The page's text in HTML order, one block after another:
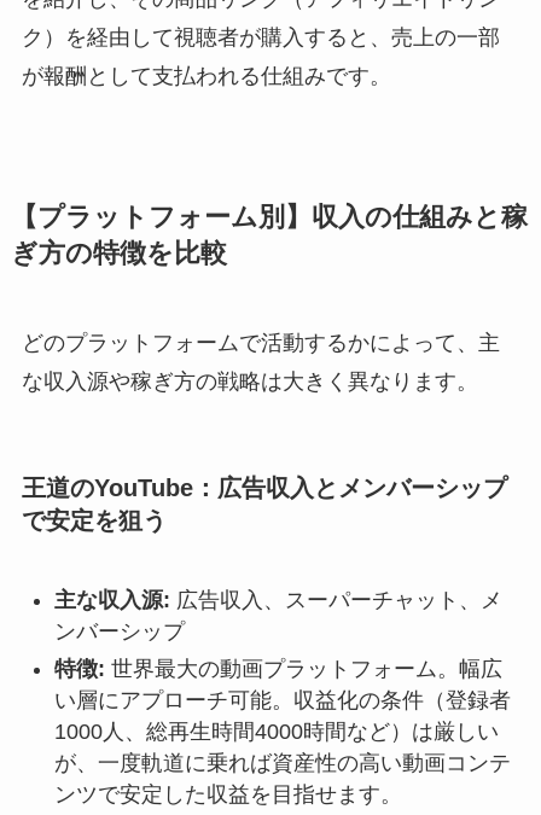
ク）を経由して視聴者が購入すると、売上の一部
が報酬として支払われる仕組みです。
【プラットフォーム別】収入の仕組みと稼
ぎ方の特徴を比較
どのプラットフォームで活動するかによって、主
な収入源や稼ぎ方の戦略は大きく異なります。
王道のYouTube：広告収入とメンバーシップ
で安定を狙う
主な収入源: 広告収入、スーパーチャット、メ
ンバーシップ
特徴: 世界最大の動画プラットフォーム。幅広
い層にアプローチ可能。収益化の条件（登録者
1000人、総再生時間4000時間など）は厳しい
が、一度軌道に乗れば資産性の高い動画コンテ
ンツで安定した収益を目指せます。